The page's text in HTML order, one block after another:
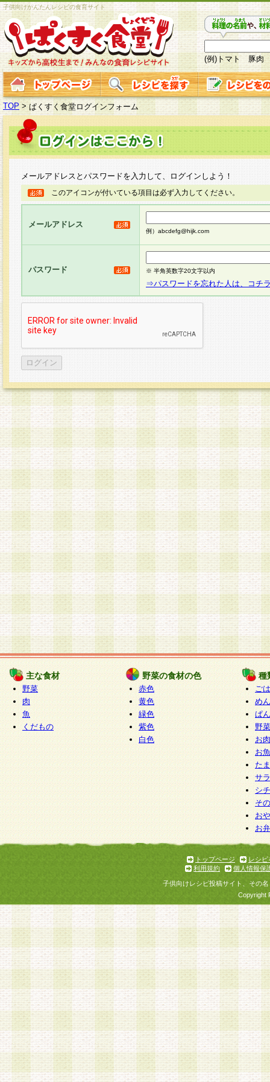
子供向けかんたんレシピの食育サイト
(例)トマト 豚肉
TOP > ぱくすく食堂ログインフォーム
メールアドレスとパスワードを入力して、ログインしよう！
このアイコンが付いている項目は必ず入力してください。
メールアドレス
例）abcdefg@hijk.com
パスワード ※ 半角英数字20文字以内
⇒パスワードを忘れた人は、コチ
主な食材
野菜
肉
魚
くだもの
野菜の食材の色
赤色
黄色
緑色
紫色
白色
種
ご
めん
ぱん
野
お
お
た
サ
シ
そ
お
お
トップページ
レシピ
利用規約
個人情報保
子供向けレシピ投稿サイト、その
Copyright